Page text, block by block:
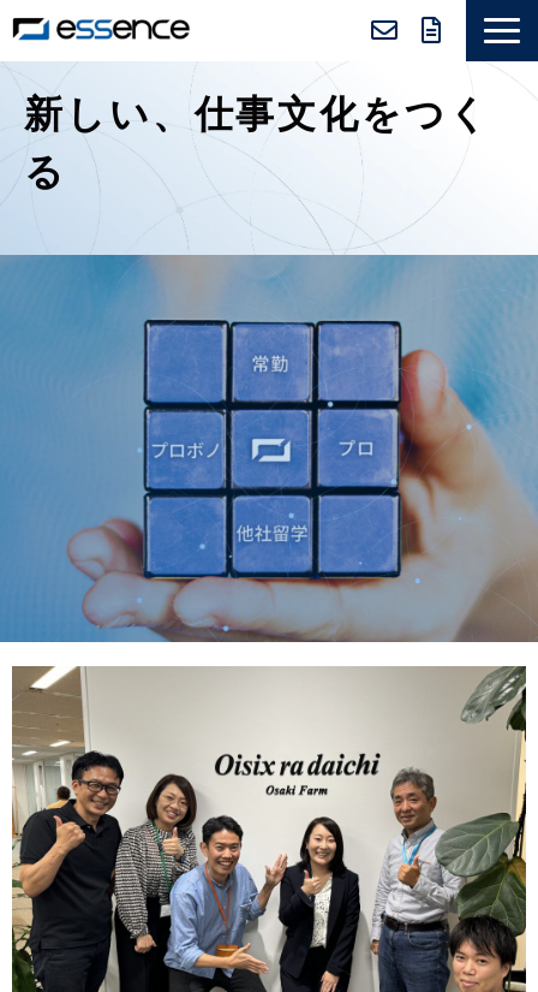
ニュース＆トピックス
会社紹介
導入事例
新しい、仕事文化をつく
る